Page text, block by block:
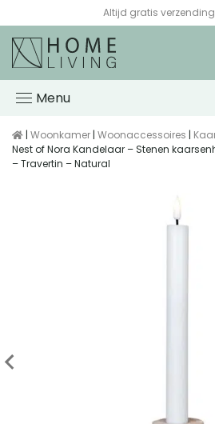
Altijd gratis
Menu
| Woonkamer | Woonaccessoires |
Nest of Nora Kandelaar – Stenen
– Travertin – Natural